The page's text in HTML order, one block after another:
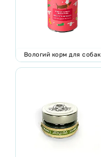
Вологий корм для собак